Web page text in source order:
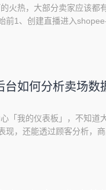
火热，大部分卖家应该都
前1、创建直播进入
的封面图能吸引用户点击•
如何分析卖场数
「我的仪表板」，不知道
现，还能透过顾客分析，
查看更多我的仪表板功能